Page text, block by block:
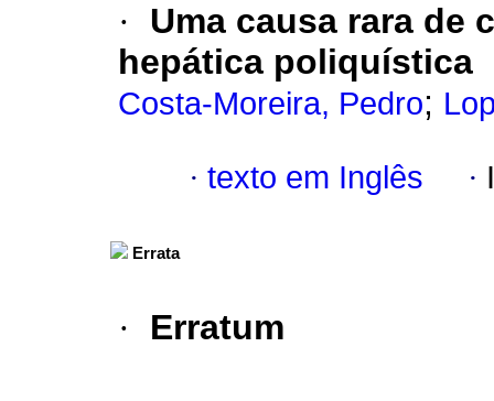
·
Uma causa rara de
hepática poliquística
Costa-Moreira, Pedro;
· texto em Inglês ·
Errata
· Erratum